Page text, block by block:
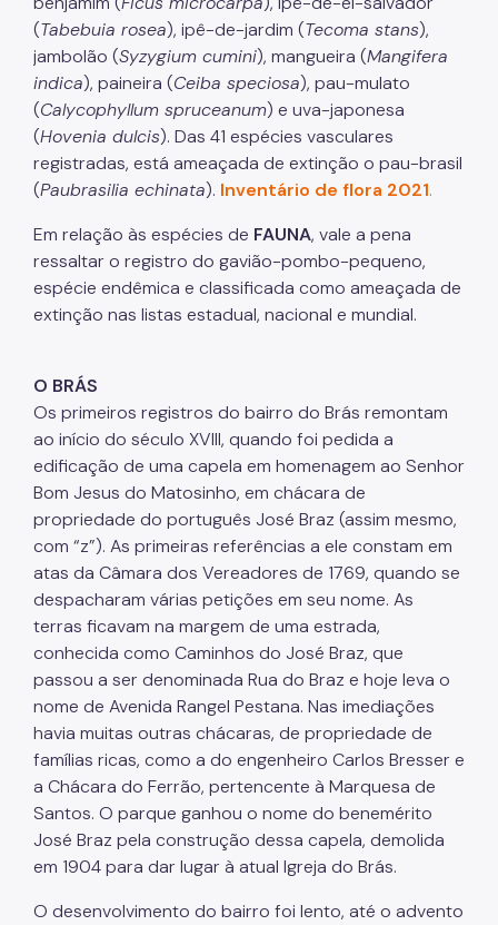
Áreas Protegidas, Áreas Verdes e Espaços Livres
Plano de Ação Climática
Serviços Ambientais
Educação Ambiental
Município VerdeAzul
Resíduos Sólidos
Biblioteca
Ouvidoria Geral
(Tabebuia rosea), ipê-de-jardim (Tecoma stans),
jambolão (Syzygium cumini), mangueira (Mangifera
indica), paineira (Ceiba speciosa), pau-mulato
(Calycophyllum spruceanum) e uva-japonesa
(Hovenia dulcis). Das 41 espécies vasculares
registradas, está ameaçada de extinção o pau-brasil
(Paubrasilia echinata). Inventário de flora 2021.
Em relação às espécies de FAUNA, vale a pena
ressaltar o registro do gavião-pombo-pequeno,
espécie endêmica e classificada como ameaçada de
extinção nas listas estadual, nacional e mundial.
O BRÁS
Os primeiros registros do bairro do Brás remontam
ao início do século XVIII, quando foi pedida a
edificação de uma capela em homenagem ao Senhor
Bom Jesus do Matosinho, em chácara de
propriedade do português José Braz (assim mesmo,
com “z”). As primeiras referências a ele constam em
atas da Câmara dos Vereadores de 1769, quando se
despacharam várias petições em seu nome. As
terras ficavam na margem de uma estrada,
conhecida como Caminhos do José Braz, que
passou a ser denominada Rua do Braz e hoje leva o
nome de Avenida Rangel Pestana. Nas imediações
havia muitas outras chácaras, de propriedade de
famílias ricas, como a do engenheiro Carlos Bresser e
a Chácara do Ferrão, pertencente à Marquesa de
Santos. O parque ganhou o nome do benemérito
José Braz pela construção dessa capela, demolida
em 1904 para dar lugar à atual Igreja do Brás.
O desenvolvimento do bairro foi lento, até o advento